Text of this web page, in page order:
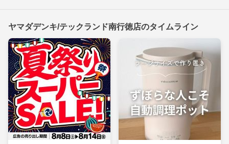
ヤマダデンキ/テックランド南行徳店のタイムライン